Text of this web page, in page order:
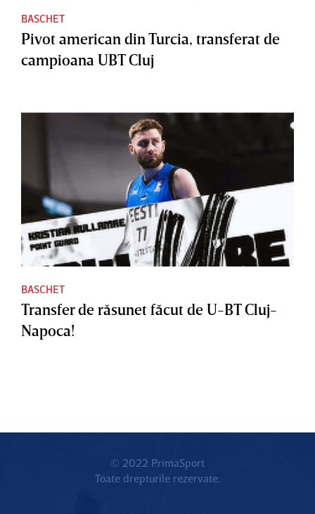
BASCHET
Pivot american din Turcia, transferat de
campioana UBT Cluj
BASCHET
Transfer de răsunet făcut de U-BT Cluj-
Napoca!
© 2022 PrimaSport
Toate drepturile rezervate.